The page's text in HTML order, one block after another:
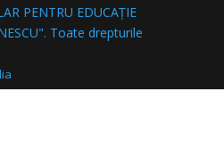
PENTRU EDUCAȚIE
Toate drepturile